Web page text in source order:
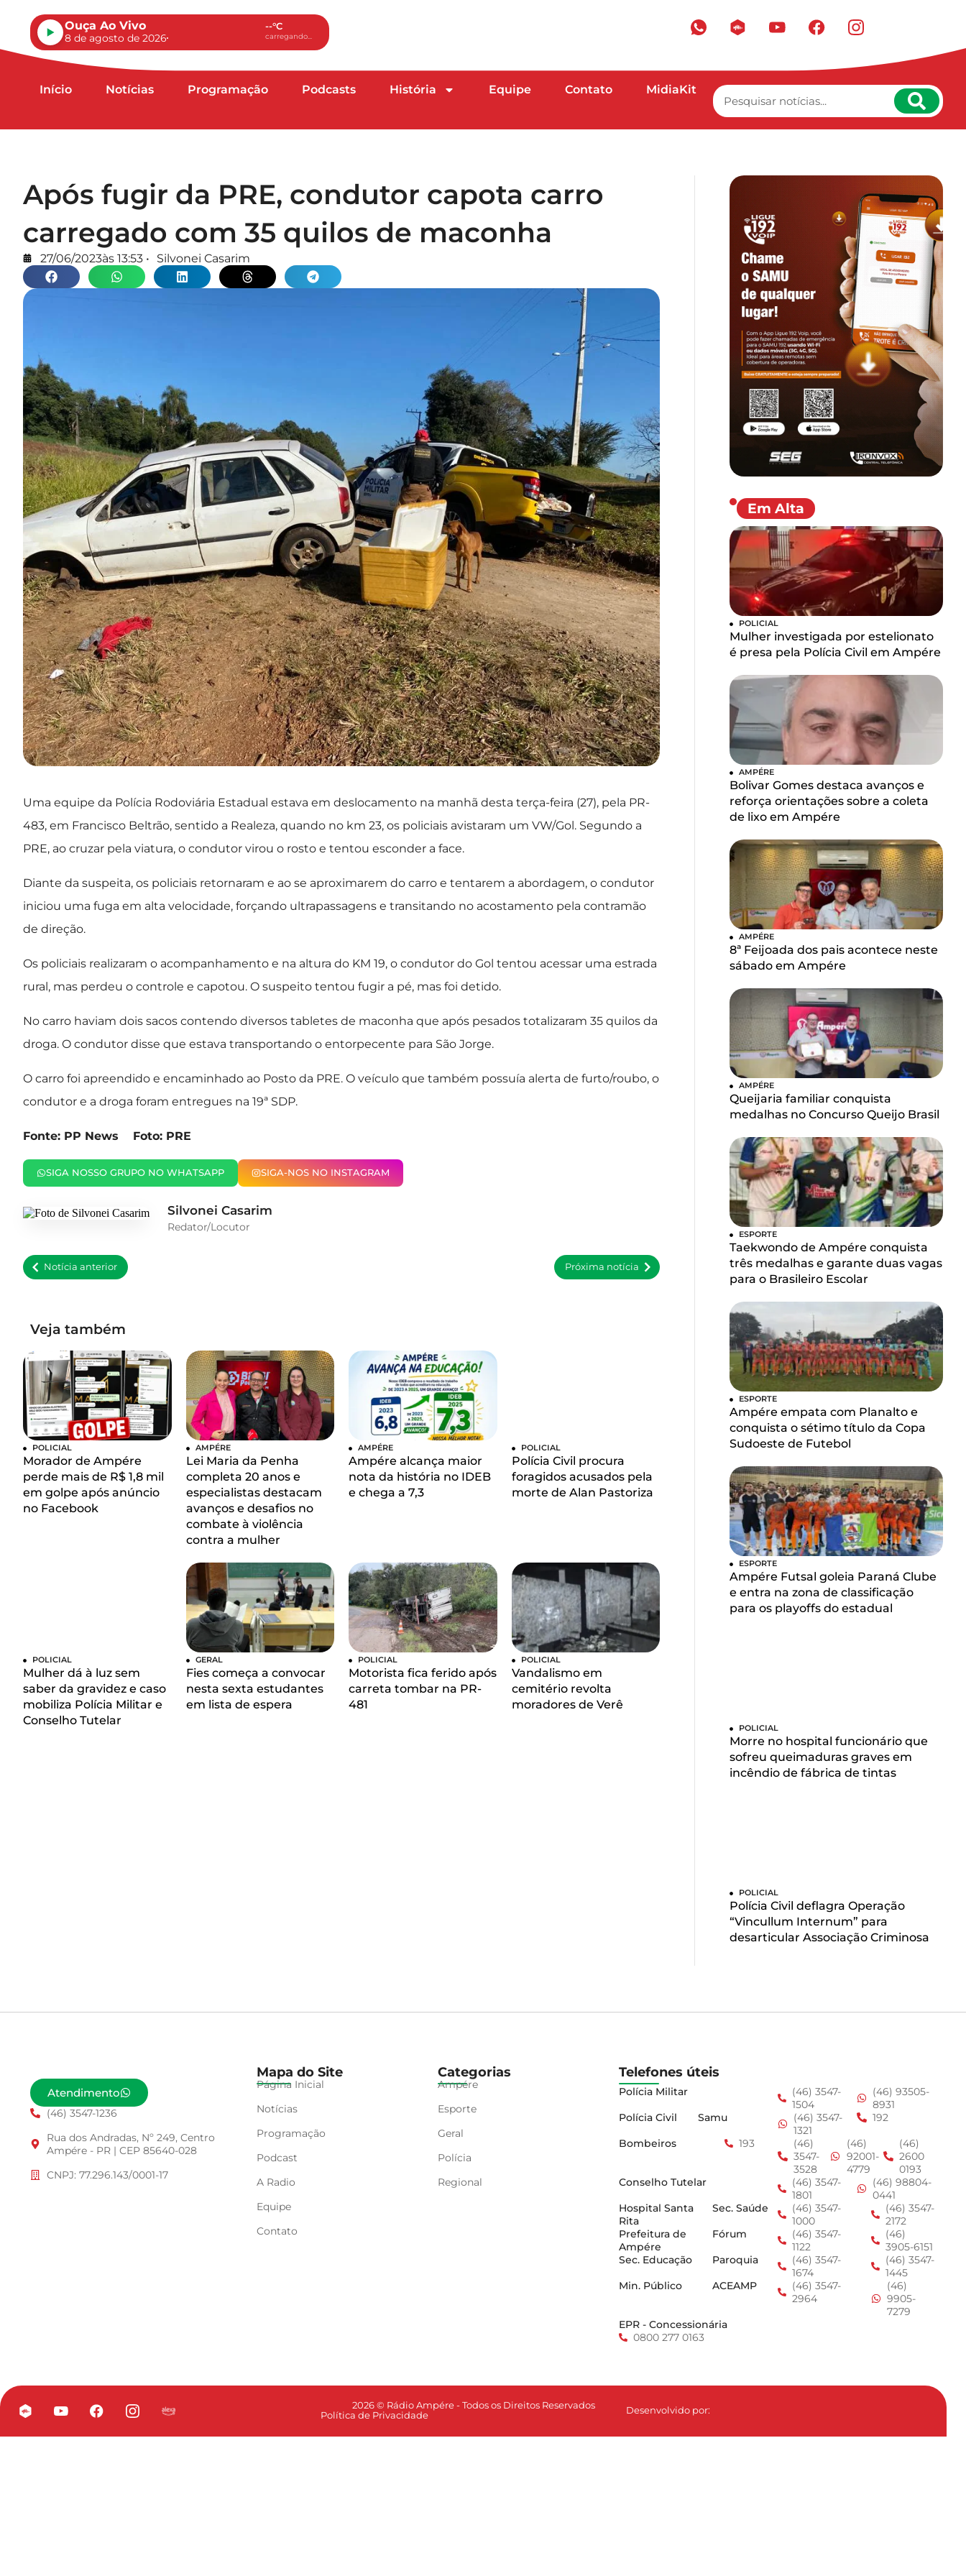
Ouça Ao Vivo
8 de agosto de 2026
--°C
carregando...
Início Notícias Programação Podcasts História Equipe Contato MidiaKit
Após fugir da PRE, condutor capota carro
carregado com 35 quilos de maconha
27/06/2023às 13:53 • Silvonei Casarim
Uma equipe da Polícia Rodoviária Estadual estava em deslocamento na manhã desta terça-feira (27), pela PR-
483, em Francisco Beltrão, sentido a Realeza, quando no km 23, os policiais avistaram um VW/Gol. Segundo a
PRE, ao cruzar pela viatura, o condutor virou o rosto e tentou esconder a face.
Diante da suspeita, os policiais retornaram e ao se aproximarem do carro e tentarem a abordagem, o condutor
iniciou uma fuga em alta velocidade, forçando ultrapassagens e transitando no acostamento pela contramão
de direção.
Os policiais realizaram o acompanhamento e na altura do KM 19, o condutor do Gol tentou acessar uma estrada
rural, mas perdeu o controle e capotou. O suspeito tentou fugir a pé, mas foi detido.
No carro haviam dois sacos contendo diversos tabletes de maconha que após pesados totalizaram 35 quilos da
droga. O condutor disse que estava transportando o entorpecente para São Jorge.
O carro foi apreendido e encaminhado ao Posto da PRE. O veículo que também possuía alerta de furto/roubo, o
condutor e a droga foram entregues na 19ª SDP.
Fonte: PP News Foto: PRE
SIGA NOSSO GRUPO NO WHATSAPP SIGA-NOS NO INSTAGRAM
Silvonei Casarim
Redator/Locutor
Notícia anterior Próxima notícia
Veja também
POLICIAL
Morador de Ampére
perde mais de R$ 1,8 mil
em golpe após anúncio
no Facebook
AMPÉRE
Lei Maria da Penha
completa 20 anos e
especialistas destacam
avanços e desafios no
combate à violência
contra a mulher
AMPÉRE
Ampére alcança maior
nota da história no IDEB
e chega a 7,3
POLICIAL
Polícia Civil procura
foragidos acusados pela
morte de Alan Pastoriza
POLICIAL
Mulher dá à luz sem
saber da gravidez e caso
mobiliza Polícia Militar e
Conselho Tutelar
GERAL
Fies começa a convocar
nesta sexta estudantes
em lista de espera
POLICIAL
Motorista fica ferido após
carreta tombar na PR-
481
POLICIAL
Vandalismo em
cemitério revolta
moradores de Verê
Em Alta
POLICIAL
Mulher investigada por estelionato
é presa pela Polícia Civil em Ampére
AMPÉRE
Bolivar Gomes destaca avanços e
reforça orientações sobre a coleta
de lixo em Ampére
AMPÉRE
8ª Feijoada dos pais acontece neste
sábado em Ampére
AMPÉRE
Queijaria familiar conquista
medalhas no Concurso Queijo Brasil
ESPORTE
Taekwondo de Ampére conquista
três medalhas e garante duas vagas
para o Brasileiro Escolar
ESPORTE
Ampére empata com Planalto e
conquista o sétimo título da Copa
Sudoeste de Futebol
ESPORTE
Ampére Futsal goleia Paraná Clube
e entra na zona de classificação
para os playoffs do estadual
POLICIAL
Morre no hospital funcionário que
sofreu queimaduras graves em
incêndio de fábrica de tintas
POLICIAL
Polícia Civil deflagra Operação
“Vincullum Internum” para
desarticular Associação Criminosa
Atendimento
(46) 3547-1236
Rua dos Andradas, Nº 249, Centro
Ampére - PR | CEP 85640-028
CNPJ: 77.296.143/0001-17
Mapa do Site
Página Inicial
Notícias
Programação
Podcast
A Radio
Equipe
Contato
Categorias
Ampére
Esporte
Geral
Polícia
Regional
Telefones úteis
Polícia Militar
(46) 3547-
1504
(46) 93505-
8931
Polícia Civil
Samu
(46) 3547-
1321
192
Bombeiros
193
(46)
3547-
3528
(46)
92001-
4779
(46)
2600
0193
Conselho Tutelar
(46) 3547-
1801
(46) 98804-
0441
Hospital Santa
Rita
Sec. Saúde
(46) 3547-
1000
(46) 3547-
2172
Prefeitura de
Ampére
Fórum
(46) 3547-
1122
(46)
3905-6151
Sec. Educação
Paroquia
(46) 3547-
1674
(46) 3547-
1445
Min. Público
ACEAMP
(46) 3547-
2964
(46)
9905-
7279
EPR - Concessionária
0800 277 0163
2026 © Rádio Ampére - Todos os Direitos Reservados
Política de Privacidade
Desenvolvido por: